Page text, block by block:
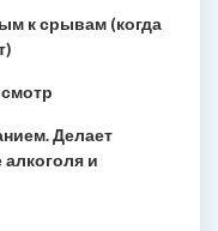
к срывам (когда
Делает
и